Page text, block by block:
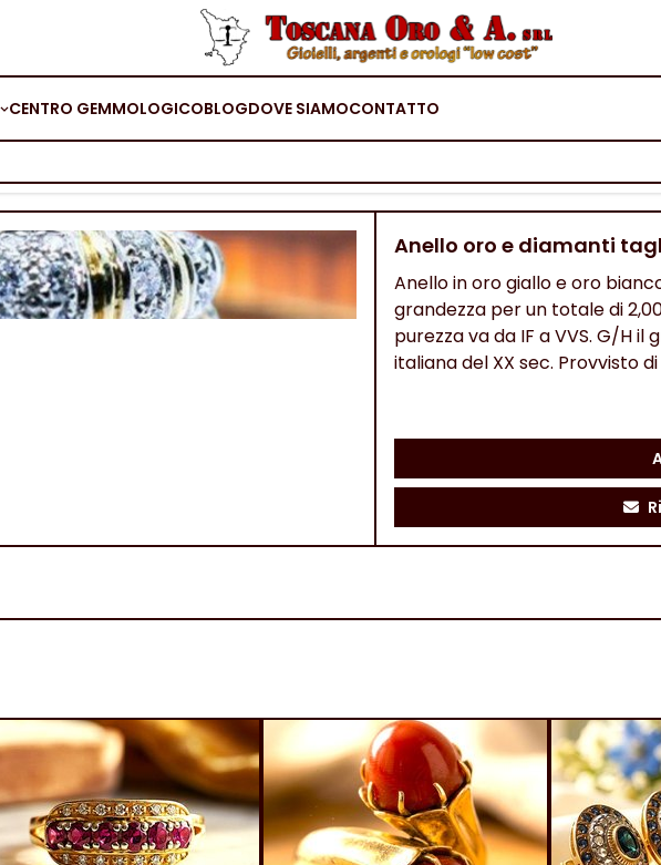
CENTRO GEMMOLOGICOBLOGDOVE SIAMOCONTATTO
Anello oro e diamanti
Anello in oro giallo e oro
grandezza per un totale di
purezza va da IF a VVS. G/H il
italiana del XX sec. Provvisto